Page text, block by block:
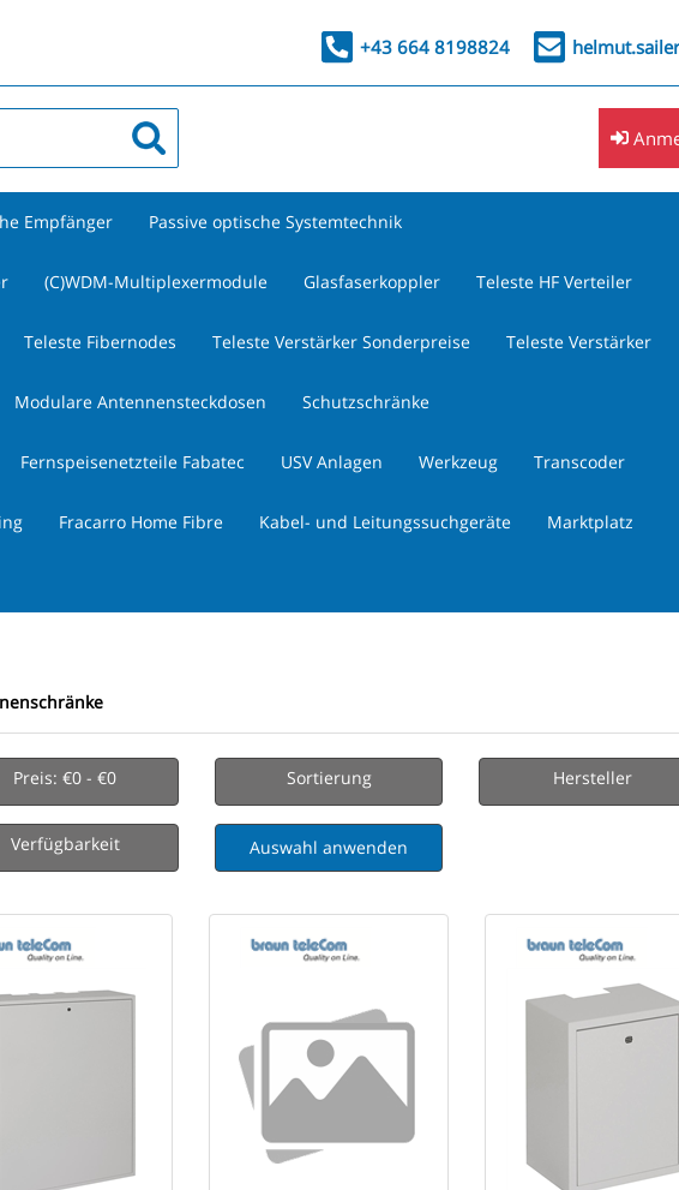
+43 664 8198824
Empfänger Passive optische Systemtechnik
(C)WDM-Multiplexermodule Glasfaserkoppler Teleste HF Verteiler
Teleste Fibernodes Teleste Verstärker Sonderpreise Teleste Verstärker
Modulare Antennensteckdosen Schutzschränke
Fernspeisenetzteile Fabatec USV Anlagen Werkzeug Transcoder
Fracarro Home Fibre Kabel- und Leitungssuchgeräte Marktplatz
Preis: €0 - €0 Sortierung Hersteller
Verfügbarkeit